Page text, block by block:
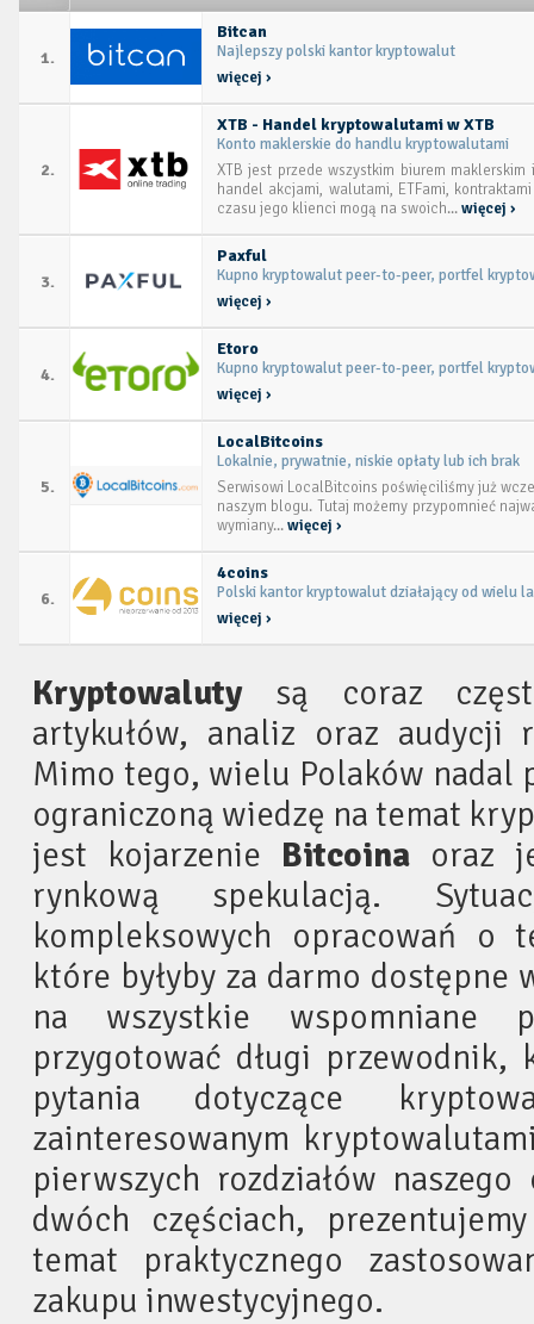
1.
Bitcan
Najlepszy polski kantor kryptowalut
więcej ›
2.
XTB - Handel kryptowalutami w XTB
Konto maklerskie do handlu kryptowalutami
XTB jest przede wszystkim biurem
handel akcjami, walutami, ETFami,
czasu jego klienci mogą na swoich...więcej ›
3.
Paxful
Kupno kryptowalut peer-to-peer, portfel
więcej ›
4.
Etoro
Kupno kryptowalut peer-to-peer, portfel
więcej ›
5.
LocalBitcoins
Lokalnie, prywatnie, niskie opłaty lub ich brak
Serwisowi LocalBitcoins poświęciliśmy już
naszym blogu. Tutaj możemy przypomnieć
wymiany...więcej ›
6.
4coins
Polski kantor kryptowalut działający od wielu
więcej ›
Kryptowalutysą coraz
artykułów, analiz oraz audycji
Mimo tego, wielu Polaków nadal
ograniczoną wiedzę na temat
jest kojarzenie Bitcoina oraz
rynkową spekulacją.
kompleksowych opracowań o
które byłyby za darmo
na wszystkie wspomniane
przygotować długi przewodnik,
pytania dotyczące
zainteresowanym
pierwszych rozdziałów
dwóch częściach,
temat praktycznego
zakupu inwestycyjnego.